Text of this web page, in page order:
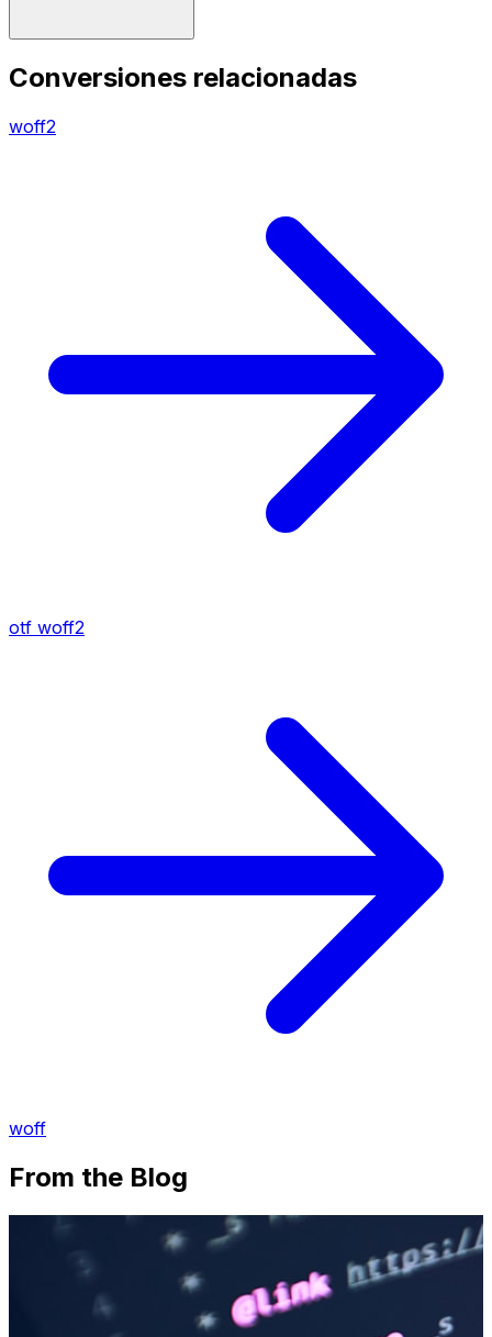
Conversiones relacionadas
woff2
otf woff2
woff
From the Blog